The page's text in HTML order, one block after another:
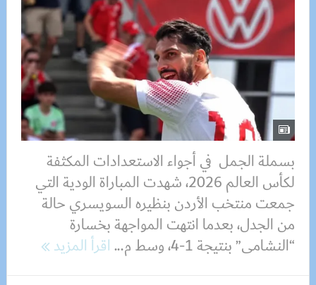
بسملة الجمل في أجواء الاستعدادات المكثفة
لكأس العالم 2026، شهدت المباراة الودية التي
جمعت منتخب الأردن بنظيره السويسري حالة
من الجدل، بعدما انتهت المواجهة بخسارة
“النشامى” بنتيجة 1-4، وسط م...
اقرأ المزيد